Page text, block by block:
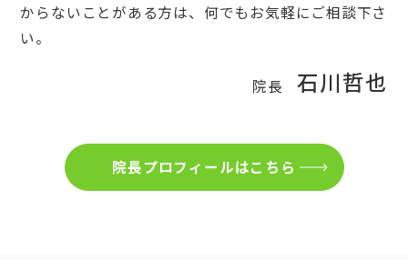
からないことがある方は、何でもお気軽にご相談下さ
い。
院長 石川哲也
院長プロフィールはこちら